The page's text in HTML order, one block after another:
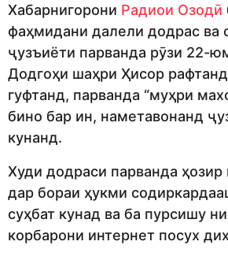
Хабарнигорони Радиои Озодӣ
фаҳмидани далели додрас ва
ҷузъиёти парванда рӯзи 22-
Додгоҳи шаҳри Ҳисор
гуфтанд, парванда “муҳри
бино бар ин, наметавонанд
кунанд.
Худи додраси парванда ҳозир
дар бораи ҳукми
суҳбат кунад ва ба пурсишу
корбарони интернет посух